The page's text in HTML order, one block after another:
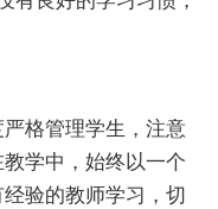
格管理学生，注意
学中，始终以一个
验的教师学习，切